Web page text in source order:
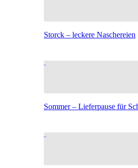
Storck – leckere Naschereien
Sommer – Lieferpause für